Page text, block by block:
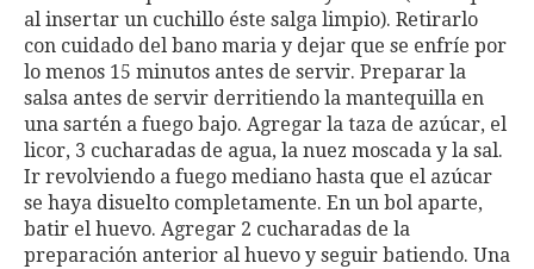
al insertar un cuchillo éste salga limpio). Retirarlo
con cuidado del bano maria y dejar que se enfríe por
lo menos 15 minutos antes de servir. Preparar la
salsa antes de servir derritiendo la mantequilla en
una sartén a fuego bajo. Agregar la taza de azúcar, el
licor, 3 cucharadas de agua, la nuez moscada y la sal.
Ir revolviendo a fuego mediano hasta que el azúcar
se haya disuelto completamente. En un bol aparte,
batir el huevo. Agregar 2 cucharadas de la
preparación anterior al huevo y seguir batiendo. Una